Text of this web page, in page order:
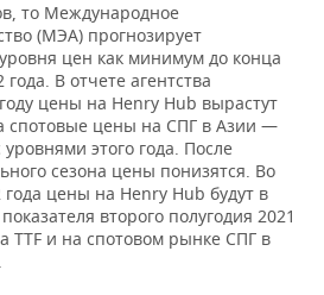
то Международное
(МЭА) прогнозирует
цен как минимум до конца
В отчете агентства
цены на Henry Hub вырастут
спотовые цены на СПГ в Азии —
этого года. После
сезона цены понизятся. Во
цены на Henry Hub будут в
второго полугодия 2021
TTF и на спотовом рынке СПГ в